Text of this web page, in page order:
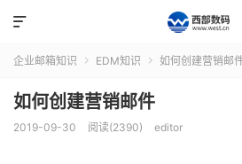

企业邮箱知识  EDM知识  如何创建营销邮
如何创建营销邮件
2019-09-30 阅读(2390) editor